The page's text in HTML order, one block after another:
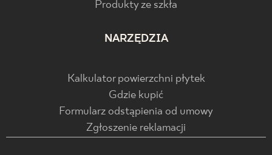
Produkty ze szkła
NARZĘDZIA
Kalkulator powierzchni płytek
Gdzie kupić
Formularz odstąpienia od umowy
Zgłoszenie reklamacji